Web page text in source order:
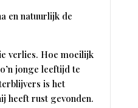
en natuurlijk de
verlies. Hoe moeilijk
jonge leeftijd te
is het
heeft rust gevonden.